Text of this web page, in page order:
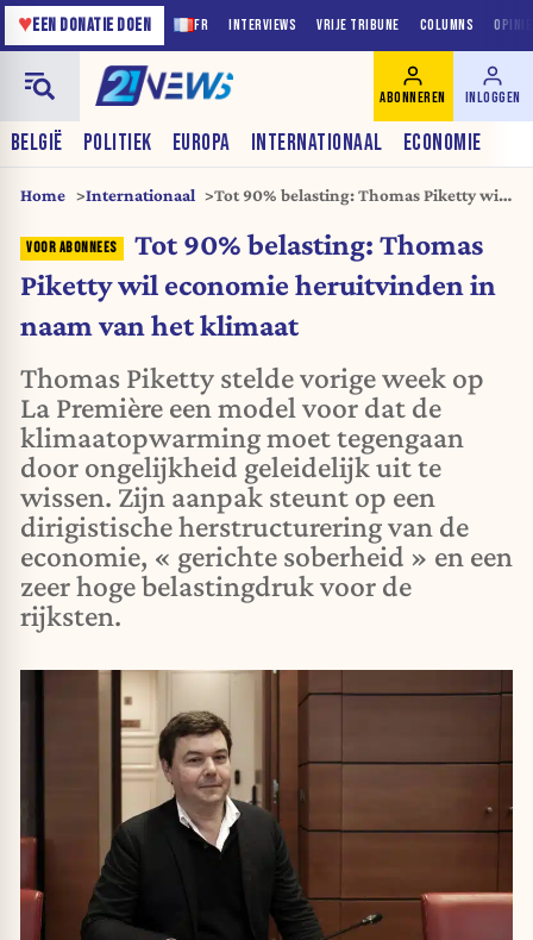
FR INTERVIEWS VRIJE TRIBUNE COLUMNS
♥EEN DONATIE DOEN
BELGIË POLITIEK EUROPA INTERNATIONAAL ECONOMIE
ABONNEREN INLOGGEN
Home Internationaal
Tot 90% belasting: Thomas Piketty wil
het klimaat
Tot 90% belasting: Thomas
Piketty wil economie heruitvinden in
naam van het klimaat
Thomas Piketty stelde vorige week op
La Première een model voor dat de
klimaatopwarming moet tegengaan
door ongelijkheid geleidelijk uit te
wissen. Zijn aanpak steunt op een
dirigistische herstructurering van de
economie, « gerichte soberheid » en een
zeer hoge belastingdruk voor de
rijksten.